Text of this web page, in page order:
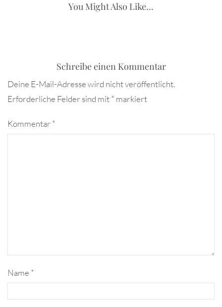
You Might Also Like...
Schreibe einen Kommentar
Deine E-Mail-Adresse wird nicht veröffentlicht.
Erforderliche Felder sind mit* markiert
Kommentar *
Name *